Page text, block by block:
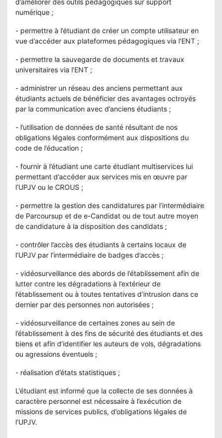
d’améliorer des outils pédagogiques sur support
numérique ;
- permettre à l’étudiant de créer un compte utilisateur en
vue d’accéder aux plateformes pédagogiques via l’ENT ;
- permettre la sauvegarde de documents et travaux
universitaires via l’ENT ;
- administrer un réseau des anciens permettant aux
étudiants actuels de bénéficier des avantages octroyés
par la communication avec d’anciens étudiants ;
- l’utilisation de données de santé résultant de nos
obligations légales conformément aux dispositions du
code de l’éducation ;
- fournir à l’étudiant une carte étudiant multiservices lui
permettant d’accéder aux services mis en œuvre par
l’UPJV ou le CROUS ;
- permettre la gestion des candidatures par l’intermédiaire
de Parcoursup et de e-Candidat ou de tout autre moyen
de candidature à la disposition des candidats ;
- contrôler l’accès des étudiants à certains locaux de
l’UPJV par l’intermédiaire de badges d’accès ;
- vidéosurveillance des abords de l’établissement afin de
lutter contre les dégradations à l’extérieur de
l’établissement ou à toutes tentatives d’intrusion dans ce
dernier par des personnes non autorisées ;
- vidéosurveillance de certaines zones au sein de
l’établissement à des fins de sécurité des étudiants et des
biens et afin d’identifier les auteurs de vols, dégradations
ou agressions éventuels ;
- réalisation d’états statistiques ;
L’étudiant est informé que la collecte de ses données à
caractère personnel est nécessaire à l’exécution de
missions de services publics, d’obligations légales de
l’UPJV.